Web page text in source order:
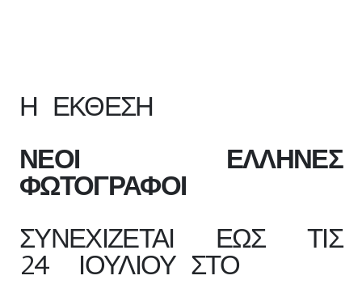
Η ΕΚΘΕΣΗ
ΝΕΟΙ ΕΛΛΗΝΕΣ
ΦΩΤΟΓΡΑΦΟΙ
ΣΥΝΕΧΙΖΕΤΑΙ ΕΩΣ ΤΙΣ
24 ΙΟΥΛΙΟΥ ΣΤΟ